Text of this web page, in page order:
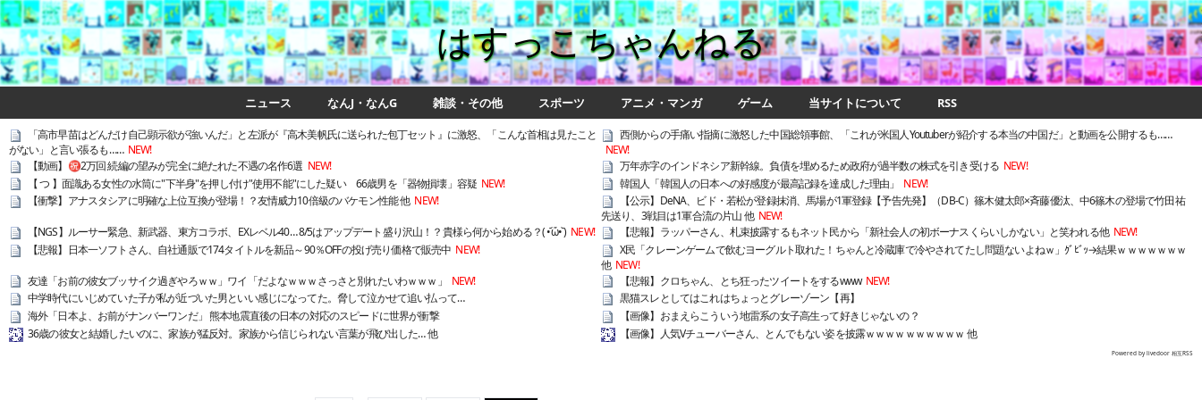
はすっこちゃんねる
ニュース なんJ・なんG 雑談・その他 スポーツ アニメ・マンガ ゲーム 当サイトについて RSS
「高市早苗はどんだけ自己顕示欲が強いんだ」と左派が『高木美帆氏に送られた包丁セット』に激怒、「こんな首相は見たこと
がない」と言い張るも…… NEW!
西側からの手痛い指摘に激怒した中国総領事館、「これが米国人Youtuberが紹介する本当の中国だ」と動画を公開するも……
NEW!
【動画】㊗️2万回 続編の望みが完全に絶たれた不遇の名作6選 NEW! 万年赤字のインドネシア新幹線。負債を埋めるため政府が過半数の株式を引き受ける NEW!
【 つ 】面識ある女性の水筒に"下半身"を押し付け"使用不能"にした疑い 66歳男を「器物損壊」容疑 NEW! 韓国人「韓国人の日本への好感度が最高記録を達成した理由」
NEW!
【衝撃】アナスタシアに明確な上位互換が登場！？友情威力10倍級のバケモン性能 他 NEW!
【公示】DeNA、ビド・若松が登録抹消、馬場が1軍登録【予告先発】（DB-C）篠木健太郎×斉藤優汰、中6篠木の登場で竹田祐
先送り、3戦目は1軍合流の片山 他 NEW!
【NGS】ルーサー緊急、新武器、東方コラボ、EXレベル40… 8/5はアップデート盛り沢山！？貴様ら何から始める？( •᷄ὤ•᷅ ) NEW! 【悲報】ラッパーさん、札束披露するもネット民から「新社会人の初ボーナスくらいしかない」と笑われる他 NEW!
【悲報】日本一ソフトさん、自社通販で174タイトルを新品～90％OFFの投げ売り価格で販売中 NEW!
X民「クレーンゲームで飲むヨーグルト取れた！ちゃんと冷蔵庫で冷やされてたし問題ないよねｗ」ｸﾞﾋﾞｯ→結果ｗｗｗｗｗｗｗ
他 NEW!
友達「お前の彼女ブッサイク過ぎやろｗｗ」ワイ「だよなｗｗｗさっさと別れたいわｗｗｗ」
NEW! 【悲報】クロちゃん、とち狂ったツイートをするwww NEW!
中学時代にいじめていた子が私が近づいた男といい感じになってた。脅して泣かせて追い払って…
黒猫スレとしてはこれはちょっとグレーゾーン【再】
海外「日本よ、お前がナンバーワンだ」 熊本地震直後の日本の対応のスピードに世界が衝撃
【画像】おまえらこういう地雷系の女子高生って好きじゃないの？
36歳の彼女と結婚したいのに、家族が猛反対。家族から信じられない言葉が飛び出した… 他
【画像】人気Vチューバーさん、とんでもない姿を披露ｗｗｗｗｗｗｗｗｗｗ 他
Powered by livedoor 相互RSS